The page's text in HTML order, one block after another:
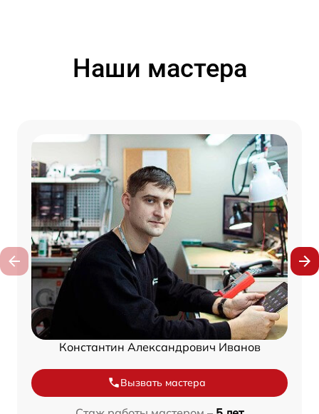
Наши мастера
Константин Александрович Иванов
Вызвать мастера